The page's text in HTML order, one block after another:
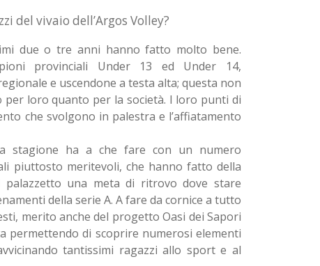
del vivaio dell’Argos Volley?
due o tre anni hanno fatto molto bene.
provinciali Under 13 ed Under 14,
e uscendone a testa alta; questa non
per loro quanto per la società. I loro punti di
che svolgono in palestra e l’affiatamento
stagione ha a che fare con un numero
piuttosto meritevoli, che hanno fatto della
una meta di ritrovo dove stare
della serie A. A fare da cornice a tutto
merito anche del progetto Oasi dei Sapori
permettendo di scoprire numerosi elementi
tantissimi ragazzi allo sport e al